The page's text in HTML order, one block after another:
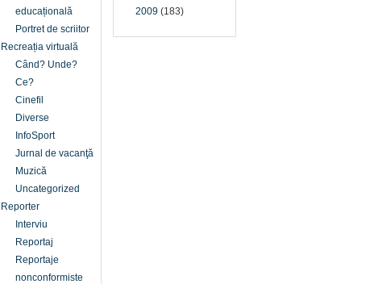
2009 (183)
educațională
Portret de scriitor
Recreația virtuală
Când? Unde?
Ce?
Cinefil
Diverse
InfoSport
Jurnal de vacanţă
Muzică
Uncategorized
Reporter
Interviu
Reportaj
Reportaje
nonconformiste